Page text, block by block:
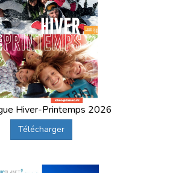
Hiver-Printemps 2026
Télécharger